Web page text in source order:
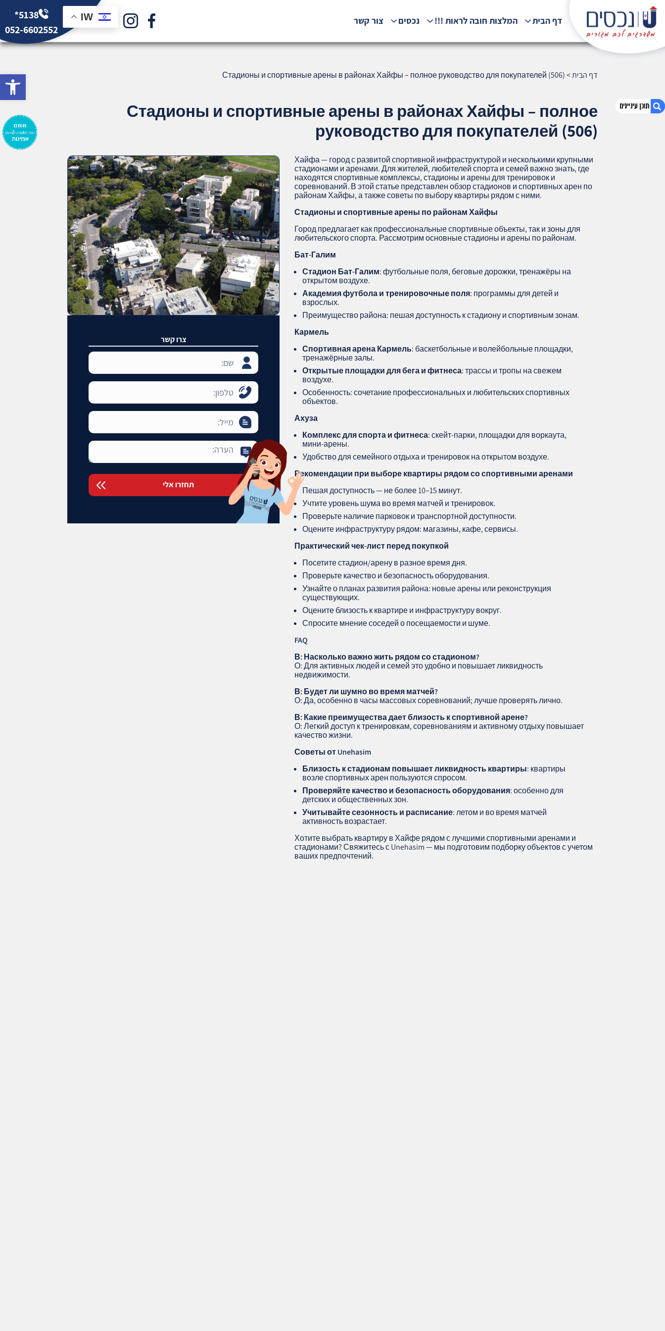
районах Хайфы – полное руководство
для покупателей (506)
דף הבית המלצות חובה לראות !!! נכסים צור קשר IW
*5138
052-6602552
דף הבית>
Стадионы и спортивные арены в районах Хайфы – полное руководство для покупателей (506)
Стадионы и спортивные арены в районах Хайфы – полное
руководство для покупателей (506)
Хайфа — город с развитой спортивной инфраструктурой и несколькими крупными
стадионами и аренами. Для жителей, любителей спорта и семей важно знать, где
находятся спортивные комплексы, стадионы и арены для тренировок и
соревнований. В этой статье представлен обзор стадионов и спортивных арен по
районам Хайфы, а также советы по выбору квартиры рядом с ними.
Стадионы и спортивные арены по районам Хайфы
Город предлагает как профессиональные спортивные объекты, так и зоны для
любительского спорта. Рассмотрим основные стадионы и арены по районам.
Бат-Галим
Стадион Бат-Галим: футбольные поля, беговые дорожки, тренажёры на
открытом воздухе.
Академия футбола и тренировочные поля: программы для детей и
взрослых.
Преимущество района: пешая доступность к стадиону и спортивным зонам.
Кармель
Спортивная арена Кармель: баскетбольные и волейбольные площадки,
тренажёрные залы.
Открытые площадки для бега и фитнеса: трассы и тропы на свежем
воздухе.
Особенность: сочетание профессиональных и любительских спортивных
объектов.
Ахуза
Комплекс для спорта и фитнеса: скейт-парки, площадки для воркаута,
мини-арены.
Удобство для семейного отдыха и тренировок на открытом воздухе.
Рекомендации при выборе квартиры рядом со спортивными аренами
Пешая доступность — не более 10–15 минут.
Учтите уровень шума во время матчей и тренировок.
Проверьте наличие парковок и транспортной доступности.
Оцените инфраструктуру рядом: магазины, кафе, сервисы.
Практический чек‑лист перед покупкой
Посетите стадион/арену в разное время дня.
Проверьте качество и безопасность оборудования.
Узнайте о планах развития района: новые арены или реконструкция
существующих.
Оцените близость к квартире и инфраструктуру вокруг.
Спросите мнение соседей о посещаемости и шуме.
FAQ
В: Насколько важно жить рядом со стадионом?
О: Для активных людей и семей это удобно и повышает ликвидность
недвижимости.
В: Будет ли шумно во время матчей?
О: Да, особенно в часы массовых соревнований; лучше проверять лично.
В: Какие преимущества дает близость к спортивной арене?
О: Легкий доступ к тренировкам, соревнованиям и активному отдыху повышает
качество жизни.
Советы от Unehasim
Близость к стадионам повышает ликвидность квартиры: квартиры
возле спортивных арен пользуются спросом.
Проверяйте качество и безопасность оборудования: особенно для
детских и общественных зон.
Учитывайте сезонность и расписание: летом и во время матчей
активность возрастает.
Хотите выбрать квартиру в Хайфе рядом с лучшими спортивными аренами и
стадионами? Свяжитесь с Unehasim — мы подготовим подборку объектов с учетом
ваших предпочтений.
צרו קשר